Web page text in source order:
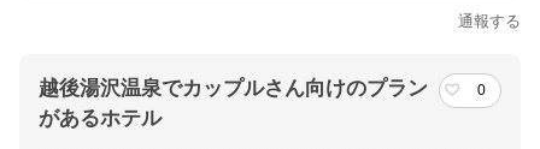
通報する
越後湯沢温泉でカップルさん向けのプラン
があるホテル
0